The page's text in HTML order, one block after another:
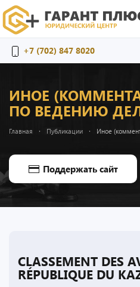
+7 (702) 847 8020
ИНОЕ
ПО ВЕДЕНИЮ
Главная Публикации Иное
Поддержать сайт
CLASSEMENT DES
RÉPUBLIQUE DU